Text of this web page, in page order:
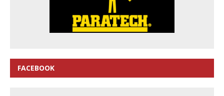
FACEBOOK